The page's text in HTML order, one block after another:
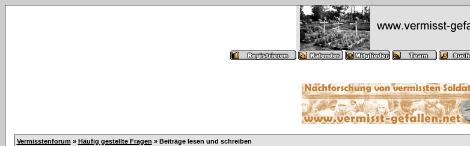
Vermisstenforum » Häufig gestellte Fragen » Beiträge lesen und schreiben